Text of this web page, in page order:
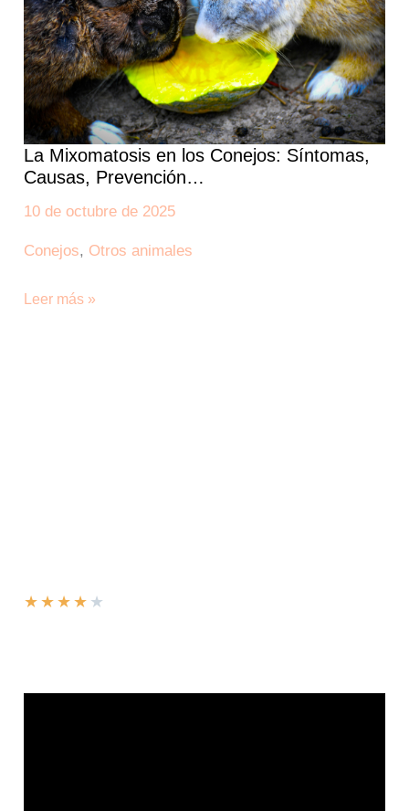
La Mixomatosis en los Conejos: Síntomas,
Causas, Prevención…
10 de octubre de 2025
Conejos, Otros animales
Síntomas,
Causas,
Prevención…
Leer más »
★ ★ ★ ★ ★